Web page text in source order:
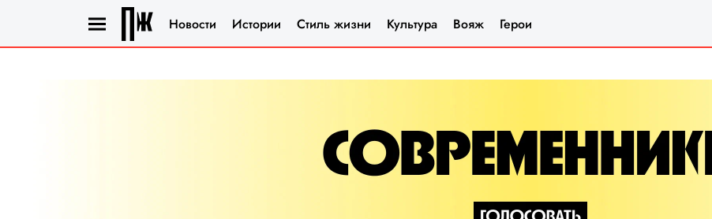
Новости Истории Стиль жизни Культура Вояж Герои